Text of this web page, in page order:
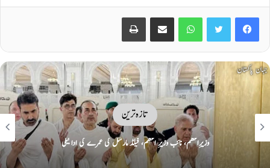
Facebook
Twitter
WhatsApp
Share via Email
Print
تازہ ترین
تین بڑی معاشی، عسکری و سیاسی طاقتوں کا یکجا ہونا پوری امت کیلئے خوشخبری ہے:
مریم نواز